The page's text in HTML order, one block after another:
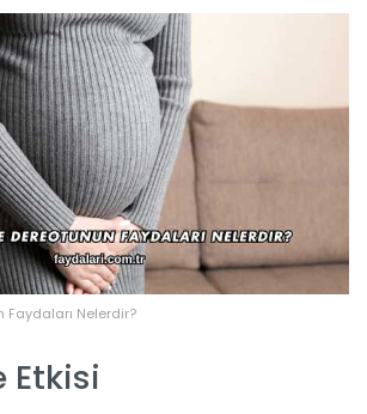
Faydaları Nelerdir?
Etkisi